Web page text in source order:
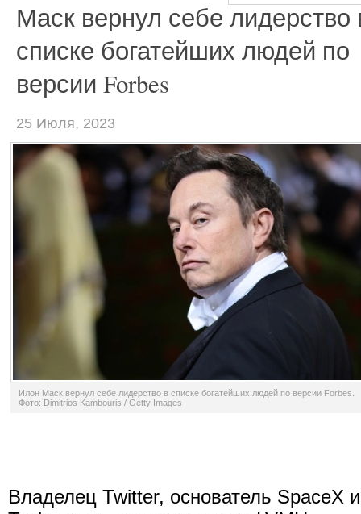
Маск вернул себе лидерство
списке богатейших людей по
версии Forbes
25 Июля, 2023
Илон Маск вернул себе лидерство в списке богатейших людей по версии Forbes.
Фото: Dimitrios Kambouris / Getty Images
Владелец Twitter, основатель SpaceX и